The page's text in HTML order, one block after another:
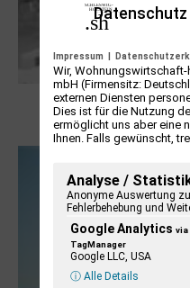
Boy Lornsen zum
Steinen, Büchern
Datenschutz
Impressum |
Wir,
mbH (Firmensitz:
externen Diensten
Dies ist für die Nutzung
ermöglicht uns aber eine
Ihnen. Falls gewünscht,
Analyse /
Anonyme Auswertung
Fehlerbehebung und
Google Analytics via
TagManager
Google LLC, USA
ⓘ Alle Details